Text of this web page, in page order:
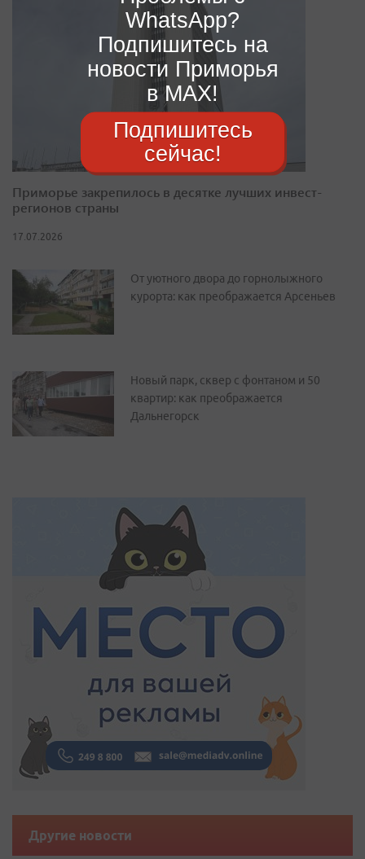
Приморье закрепилось в десятке лучших инвест-
регионов страны
17.07.2026
От уютного двора до горнолыжного
курорта: как преображается Арсеньев
Новый парк, сквер с фонтаном и 50
квартир: как преображается
Дальнегорск
Другие новости
WhatsApp?
Подпишитесь на
новости Приморья
в MAX!
Подпишитесь
сейчас!